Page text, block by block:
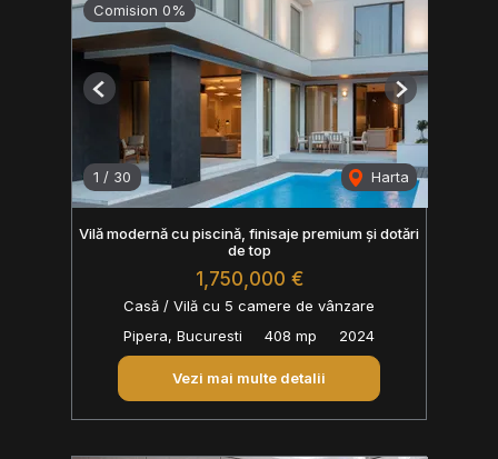
Comision 0%
1 / 30 Harta
Previous Next
Vilă modernă cu piscină, finisaje premium și dotări
de top
1,750,000 €
Casă / Vilă cu 5 camere de vânzare
Pipera, Bucuresti
408 mp 2024
Vezi mai multe detalii